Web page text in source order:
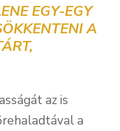
EGY-EGY
A
az is
a